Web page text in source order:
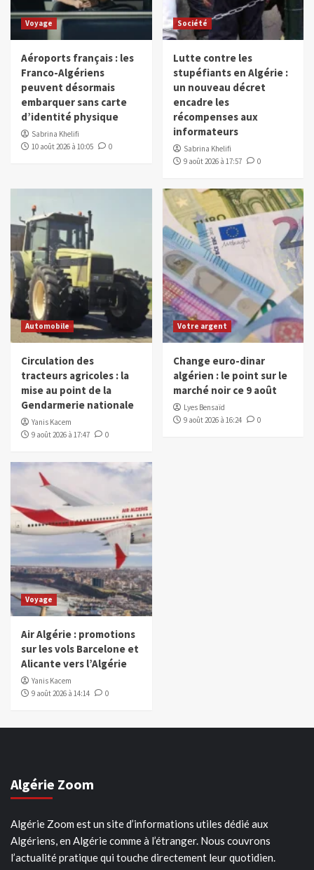
Voyage
Aéroports français : les
Franco-Algériens
peuvent désormais
embarquer sans carte
d’identité physique
Sabrina Khelifi
10 août 2026 à 10:05
0
Société
Lutte contre les
stupéfiants en Algérie :
un nouveau décret
encadre les
récompenses aux
informateurs
Sabrina Khelifi
9 août 2026 à 17:57
0
Automobile
Circulation des
tracteurs agricoles : la
mise au point de la
Gendarmerie nationale
Yanis Kacem
9 août 2026 à 17:47
0
Votre argent
Change euro-dinar
algérien : le point sur le
marché noir ce 9 août
Lyes Bensaïd
9 août 2026 à 16:24
0
Voyage
Air Algérie : promotions
sur les vols Barcelone et
Alicante vers l’Algérie
Yanis Kacem
9 août 2026 à 14:14
0
Algérie Zoom
Algérie Zoom est un site d’informations utiles dédié aux
Algériens, en Algérie comme à l’étranger. Nous couvrons
l’actualité pratique qui touche directement leur quotidien.